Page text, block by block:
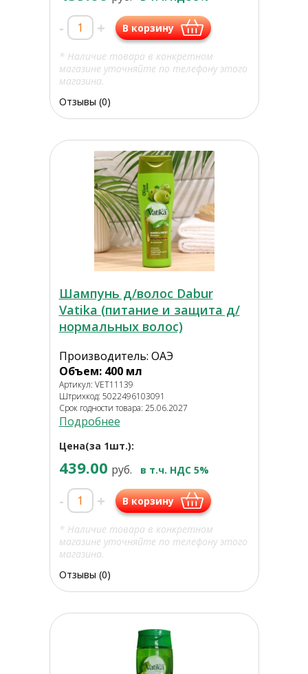
- + В корзину
* Наличие товара в конкретном
магазине уточняйте по телефону этого
магазина.
Отзывы (0)
Шампунь д/волос Dabur
Vatika (питание и защита д/
нормальных волос)
Производитель: ОАЭ
Объем: 400 мл
Артикул: VET11139
Штрихкод: 5022496103091
Срок годности товара: 25.06.2027
Подробнее
Цена(за 1шт.):
439.00 руб. в т.ч. НДС 5%
- + В корзину
* Наличие товара в конкретном
магазине уточняйте по телефону этого
магазина.
Отзывы (0)